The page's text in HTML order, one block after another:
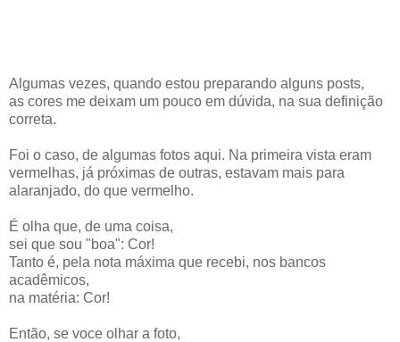
Algumas vezes, quando estou preparando alguns posts,
as cores me deixam um pouco em dúvida, na sua definição
correta.
Foi o caso, de algumas fotos aqui. Na primeira vista eram
vermelhas, já próximas de outras, estavam mais para
alaranjado, do que vermelho.
É olha que, de uma coisa,
sei que sou "boa": Cor!
Tanto é, pela nota máxima que recebi, nos bancos
acadêmicos,
na matéria: Cor!
Então, se voce olhar a foto,